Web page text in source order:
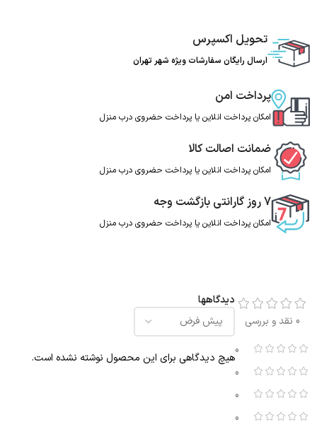
تحویل اکسپرس
ارسال رایگان سفارشات ویژه شهر تهران
پرداخت امن
امکان پرداخت انلاین یا پرداخت حضروی درب منزل
ضمانت اصالت کالا
امکان پرداخت انلاین یا پرداخت حضروی درب منزل
7 روز گارانتی بازگشت وجه
امکان پرداخت انلاین یا پرداخت حضروی درب منزل
0 نقد و بررسی
0
0
0
0
دیدگاهها
هیچ دیدگاهی برای این محصول نوشته نشده است.